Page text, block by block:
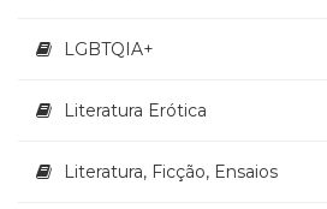
LGBTQIA+
Literatura Erótica
Literatura, Ficção, Ensaios